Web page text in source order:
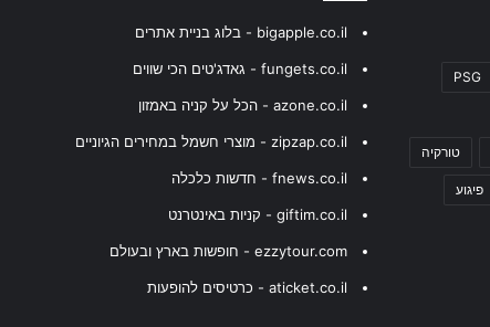
PSG
טורקיה
פיגוע
bigapple.co.il - בלוג בניית אתרים
fungets.co.il - גאדג'טים הכי שווים
azone.co.il - הכל על קניה באמזון
zipzap.co.il - מוצרי חשמל במחירים הגיוניים
fnews.co.il - חדשות כלכלה
giftim.co.il - קניות באינטרנט
ezzytour.com - חופשות בארץ ובעולם
aticket.co.il - כרטיסים להופעות